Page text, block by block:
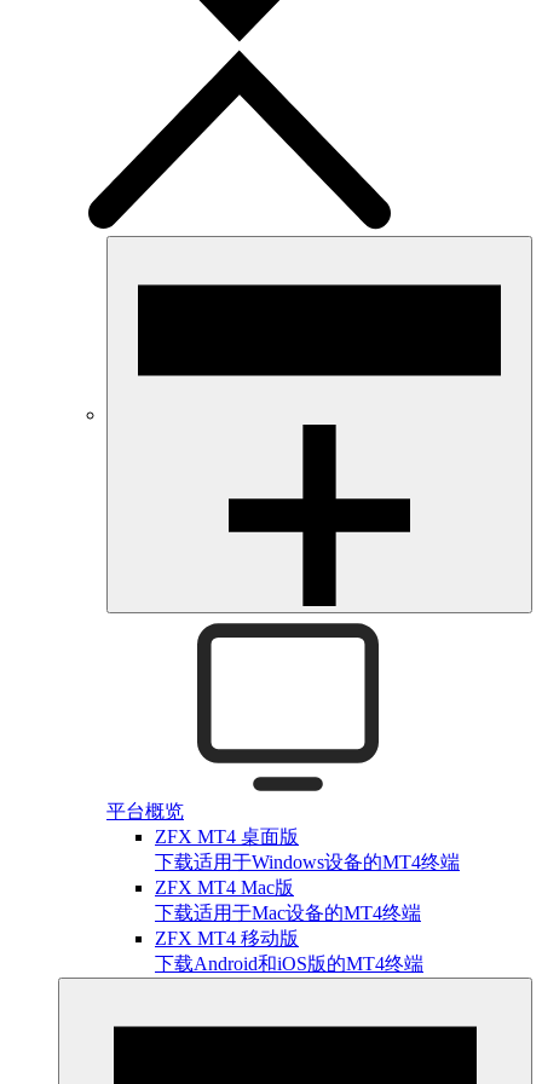
平台概览
ZFX MT4 桌面版
下载适用于Windows设备的MT4终端
ZFX MT4 Mac版
下载适用于Mac设备的MT4终端
ZFX MT4 移动版
下载Android和iOS版的MT4终端